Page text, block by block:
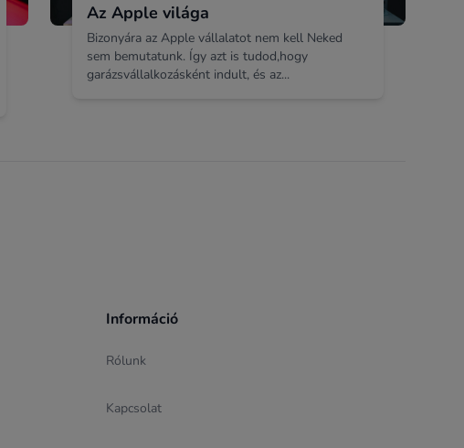
Az Apple világa
Bizonyára az Apple vállalatot nem kell Neked
sem bemutatunk. Így azt is tudod,hogy
garázsvállalkozásként indult, és az...
Információ
Rólunk
Kapcsolat